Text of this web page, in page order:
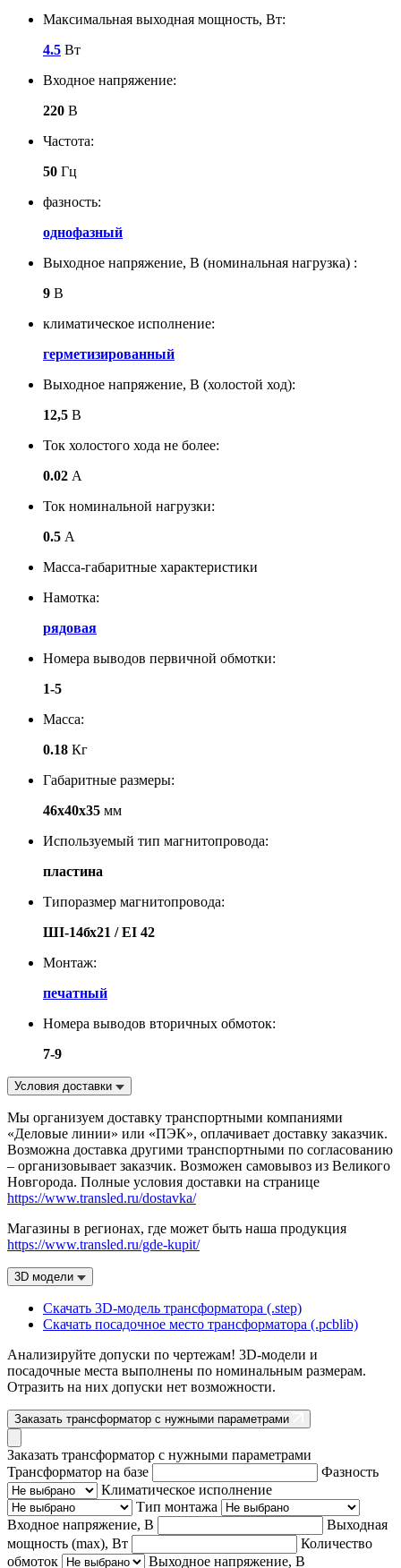
Максимальная выходная мощность, Вт:
4.5 Вт
Входное напряжение:
220 В
Частота:
50 Гц
фазность:
однофазный
Выходное напряжение, В (номинальная нагрузка) :
9 В
климатическое исполнение:
герметизированный
Выходное напряжение, В (холостой ход):
12,5 В
Ток холостого хода не более:
0.02 А
Ток номинальной нагрузки:
0.5 А
Масса-габаритные характеристики
Намотка:
рядовая
Номера выводов первичной обмотки:
1-5
Масса:
0.18 Кг
Габаритные размеры:
46х40х35 мм
Используемый тип магнитопровода:
пластина
Типоразмер магнитопровода:
ШI-14бх21 / EI 42
Монтаж:
печатный
Номера выводов вторичных обмоток:
7-9
Условия доставки
Мы организуем доставку транспортными компаниями
«Деловые линии» или «ПЭК», оплачивает доставку заказчик.
Возможна доставка другими транспортными по согласованию
– организовывает заказчик. Возможен самовывоз из Великого
Новгорода. Полные условия доставки на странице
https://www.transled.ru/dostavka/
Магазины в регионах, где может быть наша продукция
https://www.transled.ru/gde-kupit/
3D модели
Скачать 3D-модель трансформатора (.step)
Скачать посадочное место трансформатора (.pcblib)
Анализируйте допуски по чертежам! 3D-модели и
посадочные места выполнены по номинальным размерам.
Отразить на них допуски нет возможности.
Заказать трансформатор с нужными параметрами
Заказать трансформатор с нужными параметрами
Трансформатор на базе
Фазность
Климатическое исполнение
Тип монтажа
Входное напряжение, В
Выходная
мощность (max), Вт
Количество
обмоток
Выходное напряжение, В